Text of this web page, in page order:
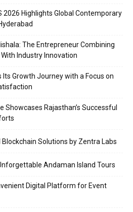
2026 Highlights Global Contemporary
The Entrepreneur Combining
Industry Innovation
Its Growth Journey with a Focus on
Showcases Rajasthan’s Successful
Solutions by Zentra Labs
Andaman Island Tours
Digital Platform for Event